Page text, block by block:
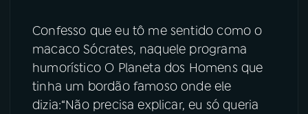
Confesso que eu tô me sentido como o
macaco Sócrates, naquele programa
humorístico O Planeta dos Homens que
tinha um bordão famoso onde ele
dizia:“Não precisa explicar, eu só queria